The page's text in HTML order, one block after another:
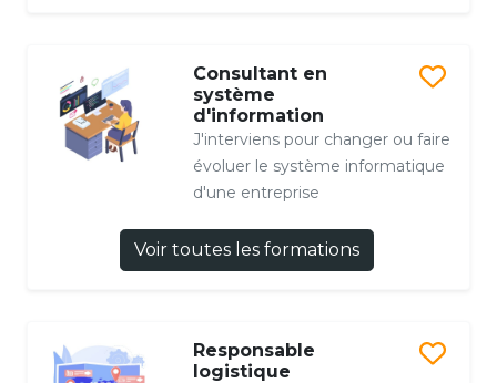
Consultant en
système
d'information
J'interviens pour changer ou faire
évoluer le système informatique
d'une entreprise
Voir toutes les formations
Responsable
logistique